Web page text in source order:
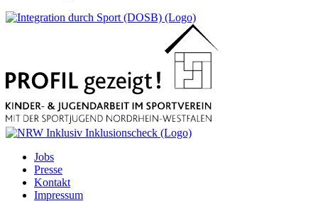
Jobs
Presse
Kontakt
Impressum